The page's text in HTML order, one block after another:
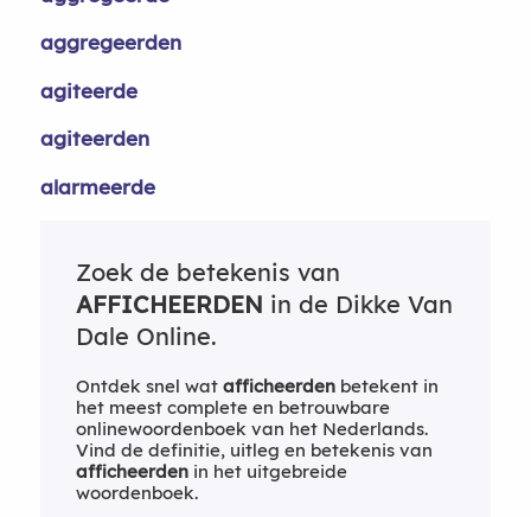
aggregeerden
agiteerde
agiteerden
alarmeerde
Zoek de betekenis van
AFFICHEERDEN in de Dikke Van
Dale Online.
Ontdek snel wat afficheerdenbetekent in
het meest complete en betrouwbare
onlinewoordenboek van het Nederlands.
Vind de definitie, uitleg en betekenis van
afficheerdenin het uitgebreide
woordenboek.